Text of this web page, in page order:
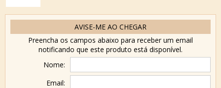
AVISE-ME AO CHEGAR
Preencha os campos abaixo para receber um email
notificando que este produto está disponível.
Nome:
Email: